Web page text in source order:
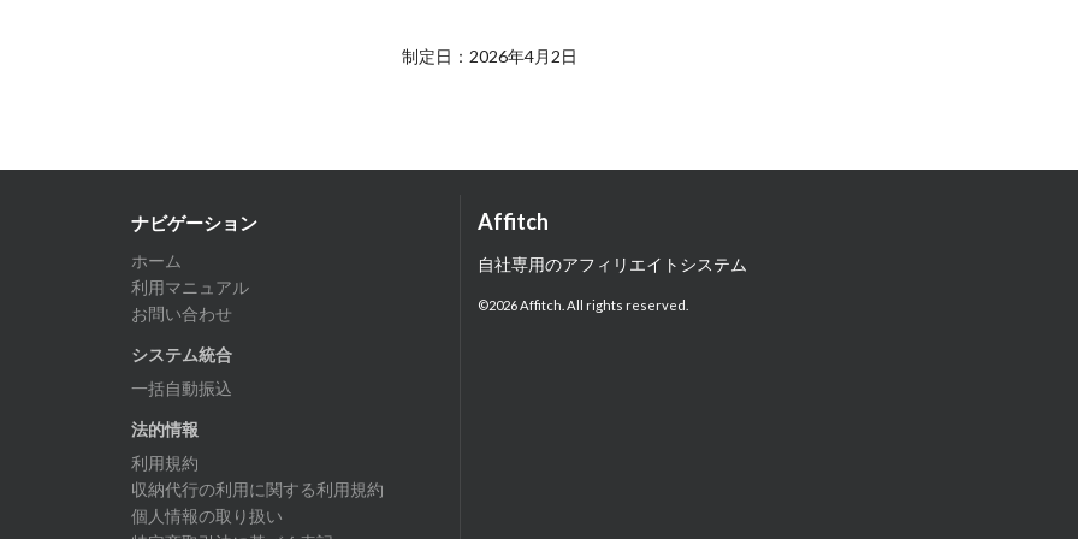
制定日：2026年4月2日
ナビゲーション
ホーム
利用マニュアル
お問い合わせ
システム統合
一括自動振込
法的情報
利用規約
収納代行の利用に関する利用規約
個人情報の取り扱い
Affitch
自社専用のアフィリエイトシステム
©2026Affitch. All rights reserved.